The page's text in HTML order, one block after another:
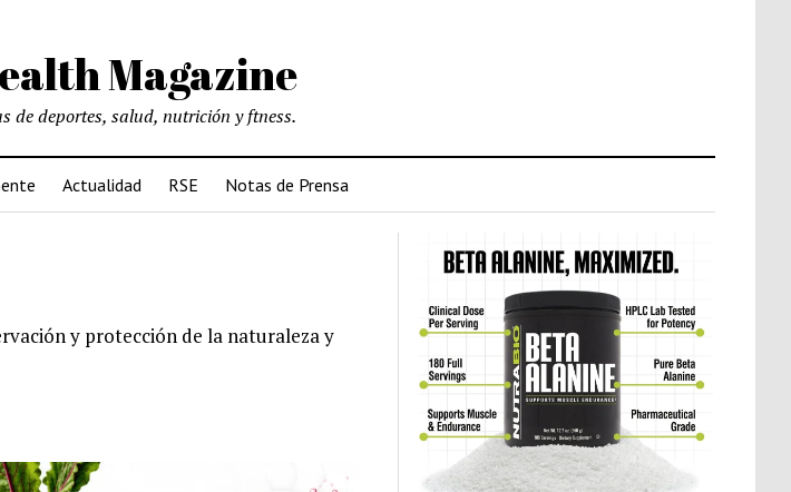
Magazine
de deportes, salud, nutrición y ftness.
Actualidad RSE Notas de Prensa
y protección de la naturaleza y